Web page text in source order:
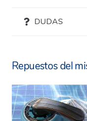
DUDAS
Repuestos del